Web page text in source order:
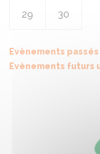
29 30
Evènements
Evènements futurs